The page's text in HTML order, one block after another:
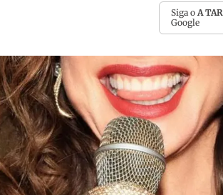
Siga o A
Google